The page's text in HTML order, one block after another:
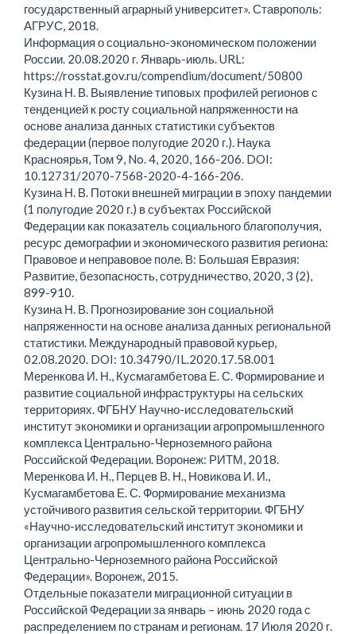
государственный аграрный университет». Ставрополь:
АГРУС, 2018.
Информация о социально-экономическом положении
России. 20.08.2020 г. Январь-июль. URL:
https://rosstat.gov.ru/compendium/document/50800
Кузина Н. В. Выявление типовых профилей регионов с
тенденцией к росту социальной напряженности на
основе анализа данных статистики субъектов
федерации (первое полугодие 2020 г.). Наука
Красноярья, Том 9, No. 4, 2020, 166-206. DOI:
10.12731/2070-7568-2020-4-166-206.
Кузина Н. В. Потоки внешней миграции в эпоху пандемии
(1 полугодие 2020 г.) в субъектах Российской
Федерации как показатель социального благополучия,
ресурс демографии и экономического развития региона:
Правовое и неправовое поле. В: Большая Евразия:
Развитие, безопасность, сотрудничество, 2020, 3 (2),
899-910.
Кузина Н. В. Прогнозирование зон социальной
напряженности на основе анализа данных региональной
статистики. Международный правовой курьер,
02.08.2020. DOI: 10.34790/IL.2020.17.58.001
Меренкова И. Н., Кусмагамбетова Е. С. Формирование и
развитие социальной инфраструктуры на сельских
территориях. ФГБНУ Научно-исследовательский
институт экономики и организации агропромышленного
комплекса Центрально-Черноземного района
Российской Федерации. Воронеж: РИТМ, 2018.
Меренкова И. Н., Перцев В. Н., Новикова И. И.,
Кусмагамбетова Е. С. Формирование механизма
устойчивого развития сельской территории. ФГБНУ
«Научно-исследовательский институт экономики и
организации агропромышленного комплекса
Центрально-Черноземного района Российской
Федерации». Воронеж, 2015.
Отдельные показатели миграционной ситуации в
Российской Федерации за январь – июнь 2020 года с
распределением по странам и регионам. 17 Июля 2020 г.